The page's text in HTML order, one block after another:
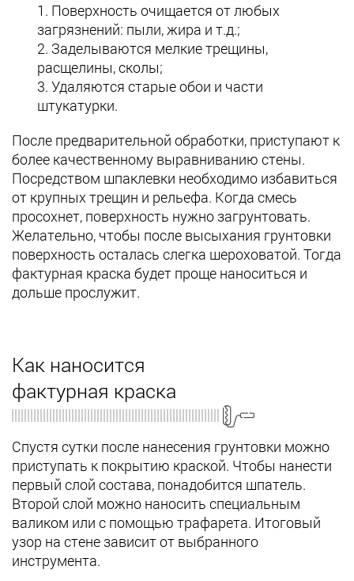
Поверхность очищается от любых
загрязнений: пыли, жира и т.д.;
Заделываются мелкие трещины,
расщелины, сколы;
Удаляются старые обои и части
штукатурки.
После предварительной обработки, приступают к
более качественному выравниванию стены.
Посредством шпаклевки необходимо избавиться
от крупных трещин и рельефа. Когда смесь
просохнет, поверхность нужно загрунтовать.
Желательно, чтобы после высыхания грунтовки
поверхность осталась слегка шероховатой. Тогда
фактурная краска будет проще наноситься и
дольше прослужит.
Как наносится
фактурная краска
Спустя сутки после нанесения грунтовки можно
приступать к покрытию краской. Чтобы нанести
первый слой состава, понадобится шпатель.
Второй слой можно наносить специальным
валиком или с помощью трафарета. Итоговый
узор на стене зависит от выбранного
инструмента.